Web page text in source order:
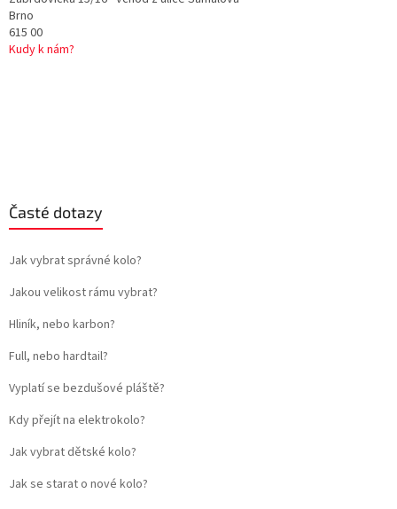
Brno
615 00
Kudy k nám?
Časté dotazy
Jak vybrat správné kolo?
Jakou velikost rámu vybrat?
Hliník, nebo karbon?
Full, nebo hardtail?
Vyplatí se bezdušové pláště?
Kdy přejít na elektrokolo?
Jak vybrat dětské kolo?
Jak se starat o nové kolo?